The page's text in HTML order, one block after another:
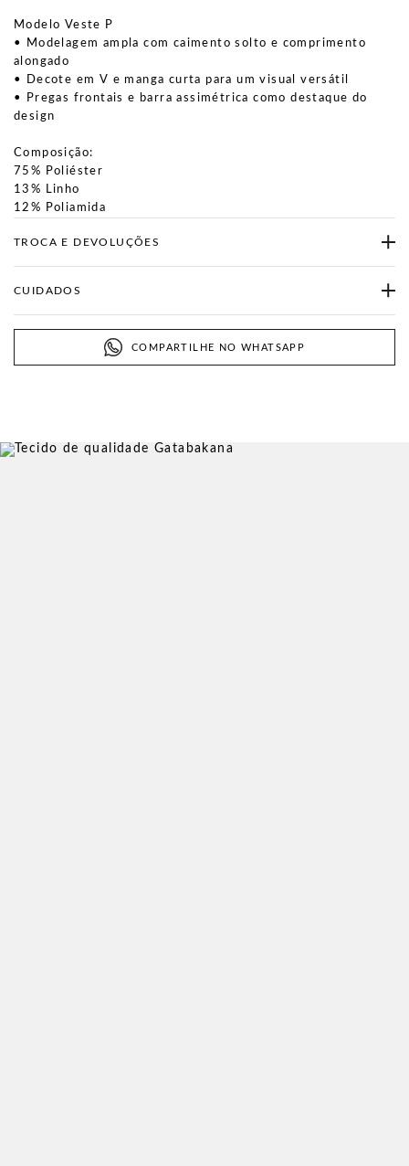
Modelo Veste P
• Modelagem ampla com caimento solto e comprimento
alongado
• Decote em V e manga curta para um visual versátil
• Pregas frontais e barra assimétrica como destaque do
design
Composição:
75% Poliéster
13% Linho
12% Poliamida
TROCA E DEVOLUÇÕES
CUIDADOS
COMPARTILHE NO WHATSAPP